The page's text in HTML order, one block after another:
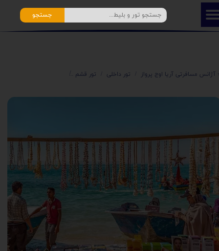
جستجو
آژانس مسافرتی آریا اوج پرواز تور داخلی تور قشم